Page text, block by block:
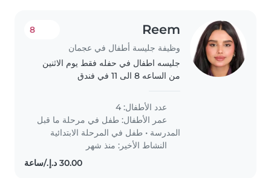
Reem
وظيفة جليسة أطفال في عجمان
8
جليسه اطفال في حفله فقط يوم الاثنين
من الساعه 8 الى 11 في فندق
عدد الأطفال: 4
عمر الأطفال: طفل في مرحلة ما قبل
المدرسة • طفل في المرحلة الابتدائية
النشاط الأخير: منذ شهر